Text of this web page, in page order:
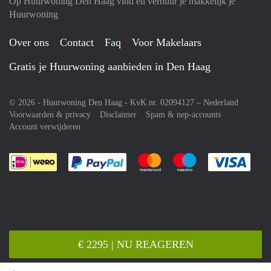
€ 2295 | NU REAGEREN
Huurwoning
Over ons Contact Faq
Voor Makelaars
Gratis je Huurwoning aanbieden in Den Haag
© 2026 - Huurwoning Den Haag - KvK nr. 02094127 – Nederland
Voorwaarden & privacy
Disclaimer
Spam & nep-accounts
Account verwijderen
Je rekent gemakkelijk af met Paypal
Je rekent gemakkelijk af met
Je rekent